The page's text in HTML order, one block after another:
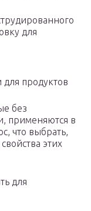
для
для продуктов
без
применяются в
что выбрать,
этих
для